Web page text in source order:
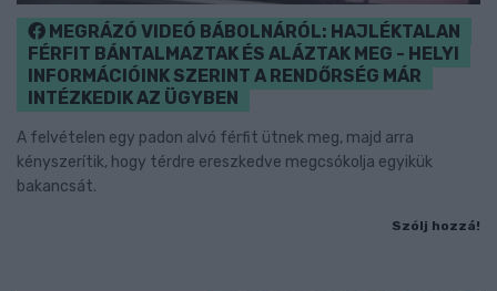
MEGRÁZÓ VIDEÓ BÁBOLNÁRÓL: HAJLÉKTALAN
FÉRFIT BÁNTALMAZTAK ÉS ALÁZTAK MEG - HELYI
INFORMÁCIÓINK SZERINT A RENDŐRSÉG MÁR
INTÉZKEDIK AZ ÜGYBEN
A felvételen egy padon alvó férfit ütnek meg, majd arra
kényszerítik, hogy térdre ereszkedve megcsókolja egyikük
bakancsát.
Szólj hozzá!